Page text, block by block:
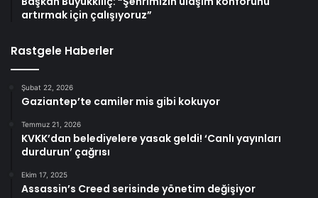
artırmak için çalışıyoruz”
Rastgele Haberler
Şubat 22, 2026
Gaziantep’te camiler mis gibi kokuyor
Temmuz 21, 2026
KVKK’dan belediyelere yasak geldi! ‘Canlı yayınları
durdurun’ çağrısı
Ekim 17, 2025
Assassin’s Creed serisinde yönetim değişiyor